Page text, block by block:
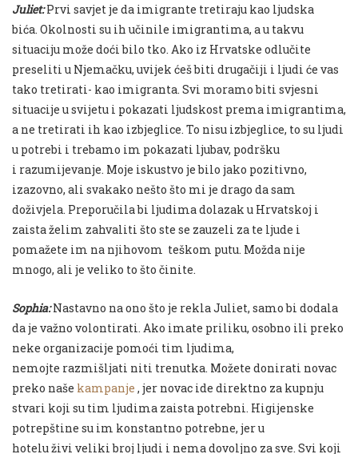
Juliet: Prvi savjet je da imigrante tretiraju kao ljudska
bića. Okolnosti su ih učinile imigrantima, a u takvu
situaciju može doći bilo tko. Ako iz Hrvatske odlučite
preseliti u Njemačku, uvijek ćeš biti drugačiji i ljudi će vas
tako tretirati- kao imigranta. Svi moramo biti svjesni
situacije u svijetu i pokazati ljudskost prema imigrantima,
a ne tretirati ih kao izbjeglice. To nisu izbjeglice, to su ljudi
u potrebi i trebamo im pokazati ljubav, podršku
i razumijevanje. Moje iskustvo je bilo jako pozitivno,
izazovno, ali svakako nešto što mi je drago da sam
doživjela. Preporučila bi ljudima dolazak u Hrvatskoj i
zaista želim zahvaliti što ste se zauzeli za te ljude i
pomažete im na njihovom teškom putu. Možda nije
mnogo, ali je veliko to što činite.
Sophia: Nastavno na ono što je rekla Juliet, samo bi dodala
da je važno volontirati. Ako imate priliku, osobno ili preko
neke organizacije pomoći tim ljudima,
nemojte razmišljati niti trenutka. Možete donirati novac
preko naše kampanje , jer novac ide direktno za kupnju
stvari koji su tim ljudima zaista potrebni. Higijenske
potrepštine su im konstantno potrebne, jer u
hotelu živi veliki broj ljudi i nema dovoljno za sve. Svi koji